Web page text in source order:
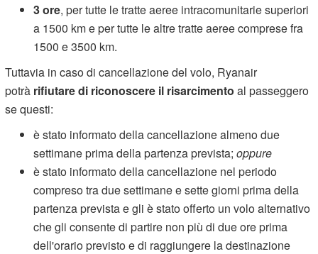
3 ore, per tutte le tratte aeree intracomunitarie superiori
a 1500 km e per tutte le altre tratte aeree comprese fra
1500 e 3500 km.
Tuttavia in caso di cancellazione del volo, Ryanair
potrà rifiutare di riconoscere il risarcimento al passeggero
se questi:
è stato informato della cancellazione almeno due
settimane prima della partenza prevista;oppure
è stato informato della cancellazione nel periodo
compreso tra due settimane e sette giorni prima della
partenza prevista e gli è stato offerto un volo alternativo
che gli consente di partire non più di due ore prima
dell'orario previsto e di raggiungere la destinazione